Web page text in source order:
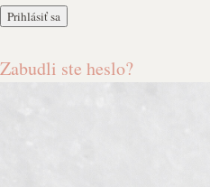
Zabudli ste heslo?